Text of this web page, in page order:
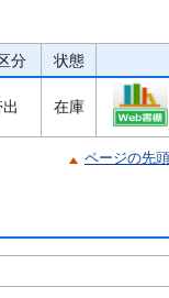
分 状態
在庫
ページの先